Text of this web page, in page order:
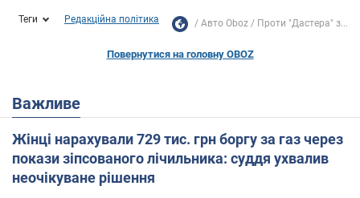
Теги Редакційна політика Авто Oboz Проти "Дастера" з...
Повернутися на головну OBOZ
Важливе
Жінці нарахували 729 тис. грн боргу за газ через
покази зіпсованого лічильника: суддя ухвалив
неочікуване рішення